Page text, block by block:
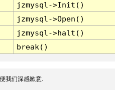
jzmysql->Init()
jzmysql->Open()
jzmysql->halt()
break()
我们深感歉意.